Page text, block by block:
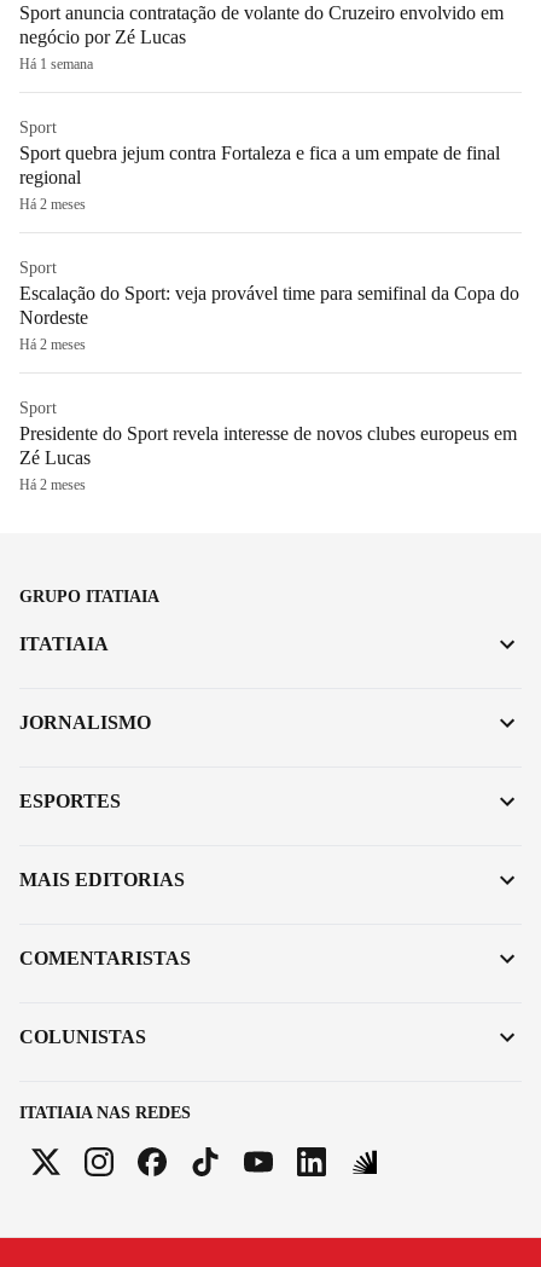
Sport anuncia contratação de volante do Cruzeiro envolvido em
negócio por Zé Lucas
Há 1 semana
Sport
Sport quebra jejum contra Fortaleza e fica a um empate de final
regional
Há 2 meses
Sport
Escalação do Sport: veja provável time para semifinal da Copa do
Nordeste
Há 2 meses
Sport
Presidente do Sport revela interesse de novos clubes europeus em
Zé Lucas
Há 2 meses
GRUPO ITATIAIA
ITATIAIA NAS REDES
ITATIAIA
JORNALISMO
ESPORTES
MAIS EDITORIAS
COMENTARISTAS
COLUNISTAS